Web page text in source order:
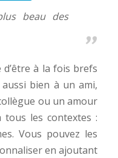
beau des
d’être à la fois brefs
bien à un ami,
ou un amour
tous les contextes :
Vous pouvez les
en ajoutant